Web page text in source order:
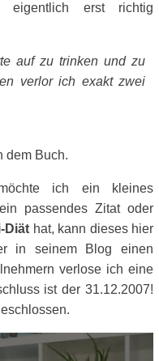
eigentlich erst richtig
auf zu trinken und zu
verlor ich exakt zwei
dem Buch.
ich ein kleines
passendes Zitat oder
Diät hat, kann dieses hier
in seinem Blog einen
verlose ich eine
ist der 31.12.2007!